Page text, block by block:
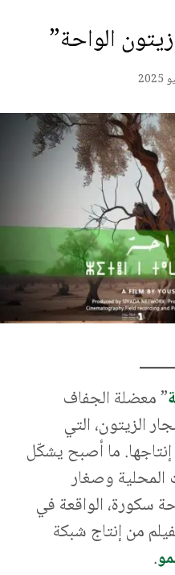
الواحة”
” معضلة الجفاف
الزيتون، التي
ما أصبح يشكّل
المحلية وصغار
سكورة، الواقعة في
من إنتاج شبكة
.